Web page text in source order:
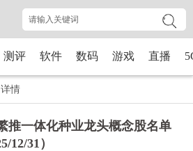
测评 软件 数码 游戏 直播
详情
推一体化种业龙头概念股名单
12/31）